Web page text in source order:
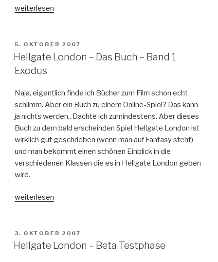
„Hellgate
–
Ich
bin
drin“
weiterlesen
VERÖFFENTLICHT
AM
5. OKTOBER 2007
Hellgate London – Das Buch – Band 1
Exodus
Naja, eigentlich finde ich Bücher zum Film schon echt
schlimm. Aber ein Buch zu einem Online-Spiel? Das kann
ja nichts werden.. Dachte ich zumindestens. Aber dieses
Buch zu dem bald erscheinden Spiel Hellgate London ist
wirklich gut geschrieben (wenn man auf Fantasy steht)
und man bekommt einen schönen Einblick in die
verschiedenen Klassen die es in Hellgate London geben
wird.
„Hellgate
Das
Buch
weiterlesen
VERÖFFENTLICHT
AM
3. OKTOBER 2007
Hellgate London – Beta Testphase